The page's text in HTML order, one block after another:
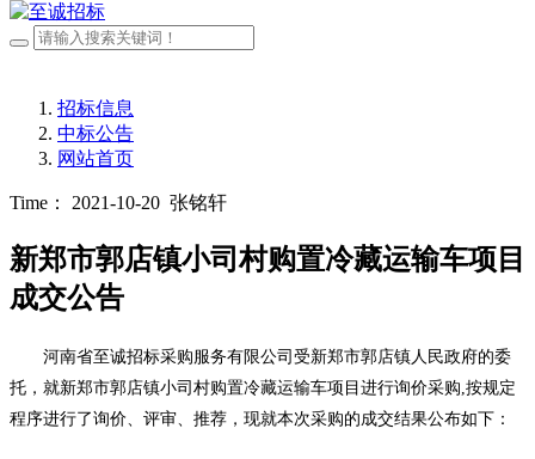
招标信息
中标公告
网站首页
Time： 2021-10-20 张铭轩
新郑市郭店镇小司村购置冷藏运输车项目
成交公告
河南省至诚招标采购服务有限公司受新郑市郭店镇人民政府的委
托，就新郑市郭店镇小司村购置冷藏运输车项目进行询价采购,按规定
程序进行了询价、评审、推荐，现就本次采购的成交结果公布如下：